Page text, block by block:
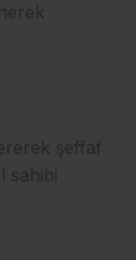
şeffaf
sahibi